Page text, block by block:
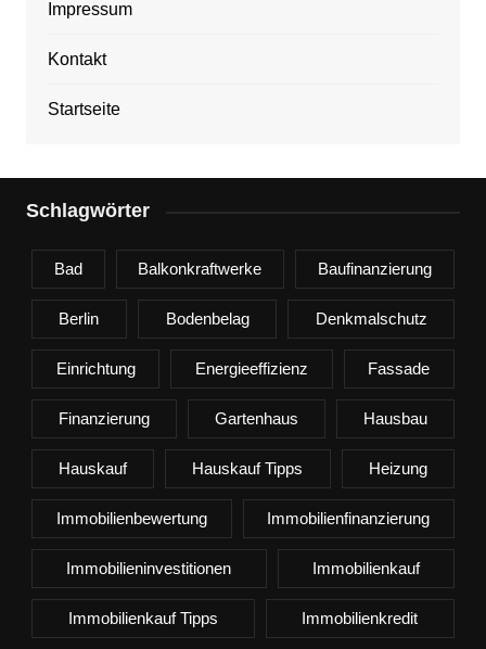
Impressum
Kontakt
Startseite
Schlagwörter
Bad Balkonkraftwerke Baufinanzierung
Berlin Bodenbelag Denkmalschutz
Einrichtung Energieeffizienz Fassade
Finanzierung Gartenhaus Hausbau
Hauskauf Hauskauf Tipps Heizung
Immobilienbewertung Immobilienfinanzierung
Immobilieninvestitionen Immobilienkauf
Immobilienkauf Tipps Immobilienkredit